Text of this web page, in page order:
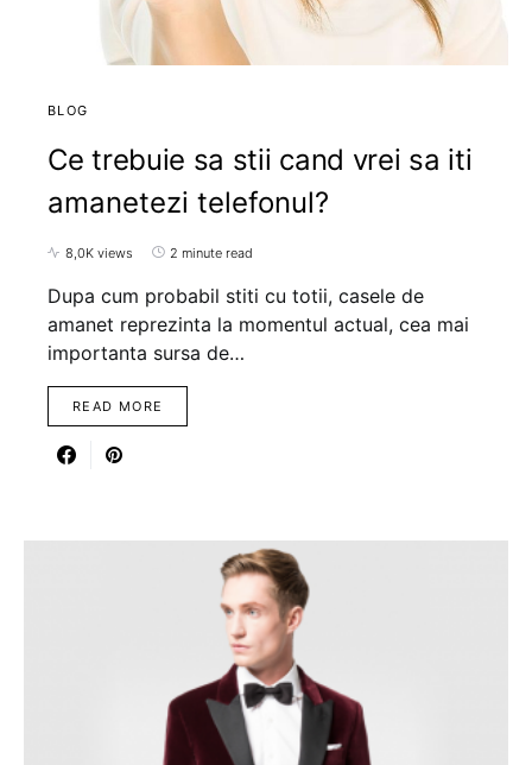
BLOG
Ce trebuie sa stii cand vrei sa iti
amanetezi telefonul?
8,0K views 2 minute read
Dupa cum probabil stiti cu totii, casele de
amanet reprezinta la momentul actual, cea mai
importanta sursa de…
READ MORE